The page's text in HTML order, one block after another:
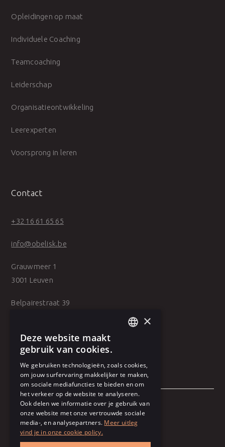
Opleidingen op maat
Individuele Coaching
Teamcoaching
Leiderschap
Organisatieontwikkeling
Leerexperten
Voorsprong in leren
Contact
+32 16 61 65 65
info@obelisk.be
Grauwmeer 1
3001 Leuven
Belpairestraat 39
Algemene voorwaarden
Gebruiksvoorwaarden
FRENCH
×
Deze website maakt
gebruik van cookies.
We gebruiken technologieën, zoals cookies,
om jouw surfervaring makkelijker te maken,
om sociale mediafuncties te bieden en om
het verkeer op de website te analyseren.
Ook delen we informatie over je gebruik van
onze website met onze vertrouwde sociale
media-, en analysepartners. Meer uitleg
vind je in onze cookie policy.